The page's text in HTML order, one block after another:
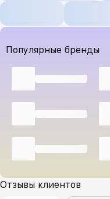
Популярные бренды
Отзывы клиентов